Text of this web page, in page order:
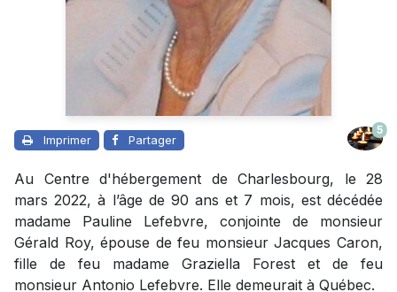
Imprimer Partager
5
Au Centre d'hébergement de Charlesbourg, le 28
mars 2022, à l’âge de 90 ans et 7 mois, est décédée
madame Pauline Lefebvre, conjointe de monsieur
Gérald Roy, épouse de feu monsieur Jacques Caron,
fille de feu madame Graziella Forest et de feu
monsieur Antonio Lefebvre. Elle demeurait à Québec.